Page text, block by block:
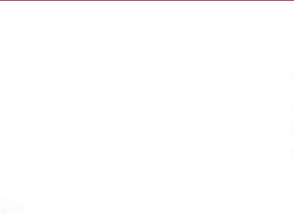
Kruidenmixen zonder